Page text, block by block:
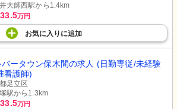
大師西駅から1.4km
33.5万円
お気に入り に追加
バータウン保木間の求人 (日勤専従/未経験
看護師)
足立区
駅から1.3km
33.5万円